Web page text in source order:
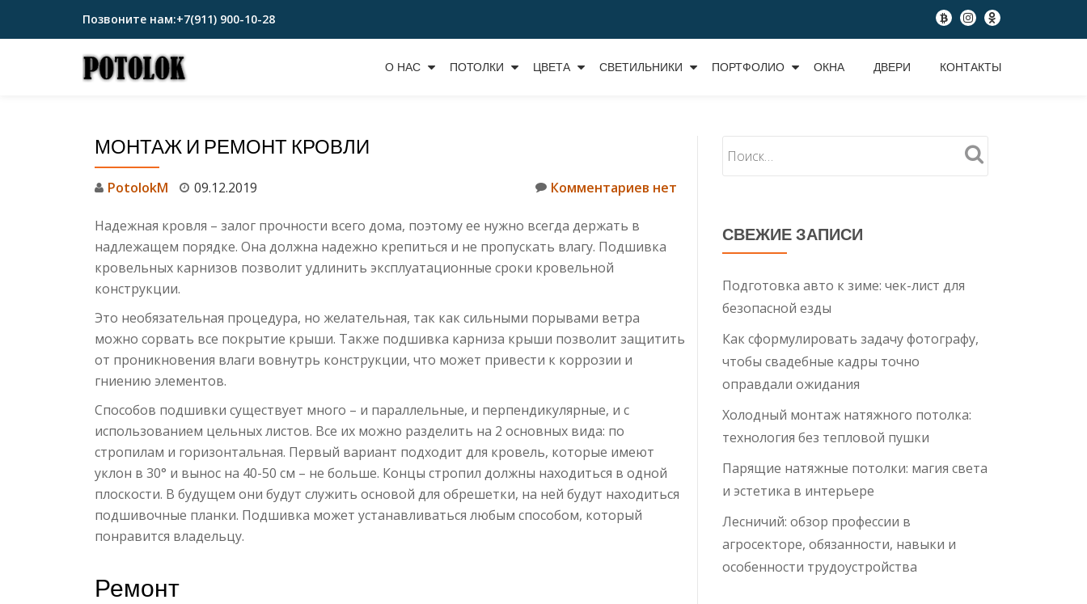
Перейти
Позвоните нам:+7(911) 900-10-28
fa-
btc
fa-
instagram
fa-
odnoklassniki
О НАС ПОТОЛКИ ЦВЕТА СВЕТИЛЬНИКИ ПОРТФОЛИО ОКНА ДВЕРИ КОНТАКТЫ
МОНТАЖ И РЕМОНТ КРОВЛИ
PotolokM 09.12.2019 Комментариев нет
Надежная кровля – залог прочности всего дома, поэтому ее нужно всегда держать в
надлежащем порядке. Она должна надежно крепиться и не пропускать влагу. Подшивка
кровельных карнизов позволит удлинить эксплуатационные сроки кровельной
конструкции.
Это необязательная процедура, но желательная, так как сильными порывами ветра
можно сорвать все покрытие крыши. Также подшивка карниза крыши позволит защитить
от проникновения влаги вовнутрь конструкции, что может привести к коррозии и
гниению элементов.
Способов подшивки существует много – и параллельные, и перпендикулярные, и с
использованием цельных листов. Все их можно разделить на 2 основных вида: по
стропилам и горизонтальная. Первый вариант подходит для кровель, которые имеют
уклон в 30° и вынос на 40-50 см – не больше. Концы стропил должны находиться в одной
плоскости. В будущем они будут служить основой для обрешетки, на ней будут находиться
подшивочные планки. Подшивка может устанавливаться любым способом, который
понравится владельцу.
Ремонт
СВЕЖИЕ ЗАПИСИ
Подготовка авто к зиме: чек-лист для
безопасной езды
Как сформулировать задачу фотографу,
чтобы свадебные кадры точно
оправдали ожидания
Холодный монтаж натяжного потолка:
технология без тепловой пушки
Парящие натяжные потолки: магия света
и эстетика в интерьере
Лесничий: обзор профессии в
агросекторе, обязанности, навыки и
особенности трудоустройства